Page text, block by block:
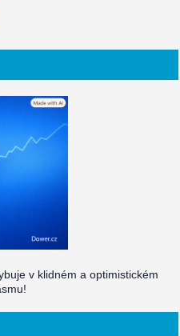
v klidném a optimistickém